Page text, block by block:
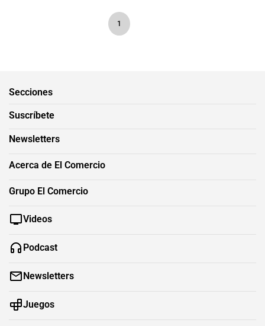
1
Secciones
Suscríbete
Newsletters
Acerca de El Comercio
Grupo El Comercio
Videos
Podcast
Newsletters
Juegos